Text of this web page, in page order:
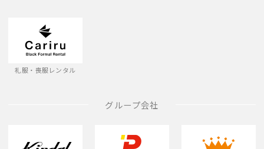
礼服・喪服レンタル
グループ会社